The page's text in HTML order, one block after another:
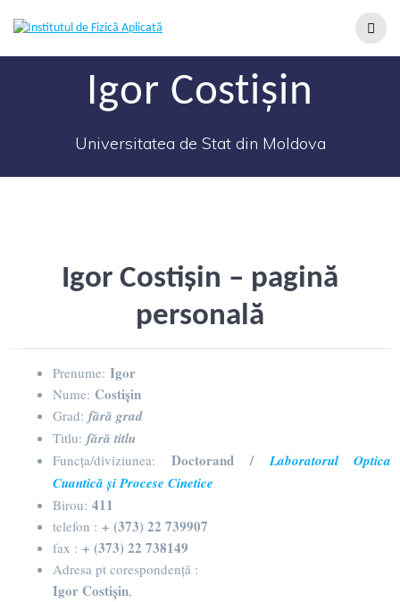
Igor Costișin
Universitatea de Stat din Moldova
Igor Costișin – pagină
personală
Prenume: Igor
Nume: Costișin
Grad: fără grad
Titlu: fără titlu
Funcța/diviziunea:Doctorand /Laboratorul Optica
Cuantică și Procese Cinetice
Birou: 411
telefon : + (373) 22 739907
fax : + (373) 22 738149
Adresa pt corespondență :
Igor Costișin,